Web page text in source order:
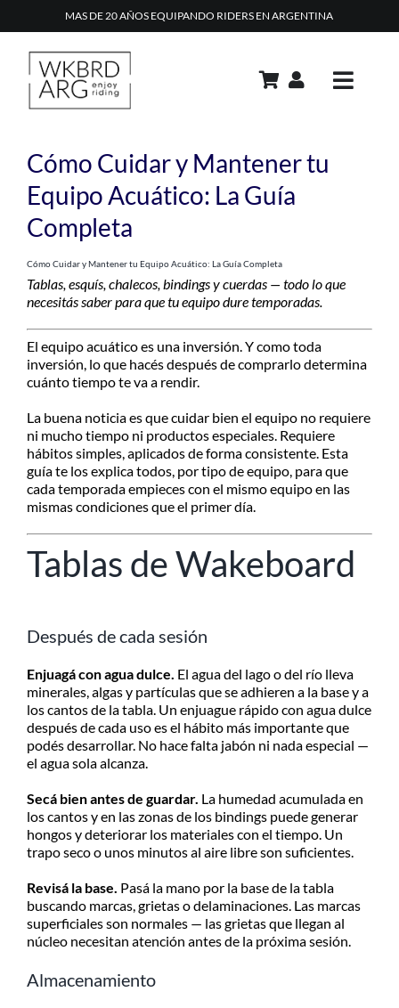
MAS DE 20 AÑOS EQUIPANDO RIDERS EN ARGENTINA
Toggle
ACADEMIA
REPAIR SHOP
CONTACTO
TIPS & TRICKS
CARRITO
SEARCH
FOR:
Cómo Cuidar y Mantener tu
Equipo Acuático: La Guía
Completa
Cómo Cuidar y Mantener tu Equipo Acuático: La Guía Completa
Tablas, esquís, chalecos, bindings y cuerdas — todo lo que
necesitás saber para que tu equipo dure temporadas.
El equipo acuático es una inversión. Y como toda
inversión, lo que hacés después de comprarlo determina
cuánto tiempo te va a rendir.
La buena noticia es que cuidar bien el equipo no requiere
ni mucho tiempo ni productos especiales. Requiere
hábitos simples, aplicados de forma consistente. Esta
guía te los explica todos, por tipo de equipo, para que
cada temporada empieces con el mismo equipo en las
mismas condiciones que el primer día.
Tablas de Wakeboard
Después de cada sesión
Enjuagá con agua dulce. El agua del lago o del río lleva
minerales, algas y partículas que se adhieren a la base y a
los cantos de la tabla. Un enjuague rápido con agua dulce
después de cada uso es el hábito más importante que
podés desarrollar. No hace falta jabón ni nada especial —
el agua sola alcanza.
Secá bien antes de guardar. La humedad acumulada en
los cantos y en las zonas de los bindings puede generar
hongos y deteriorar los materiales con el tiempo. Un
trapo seco o unos minutos al aire libre son suficientes.
Revisá la base. Pasá la mano por la base de la tabla
buscando marcas, grietas o delaminaciones. Las marcas
superficiales son normales — las grietas que llegan al
núcleo necesitan atención antes de la próxima sesión.
Almacenamiento